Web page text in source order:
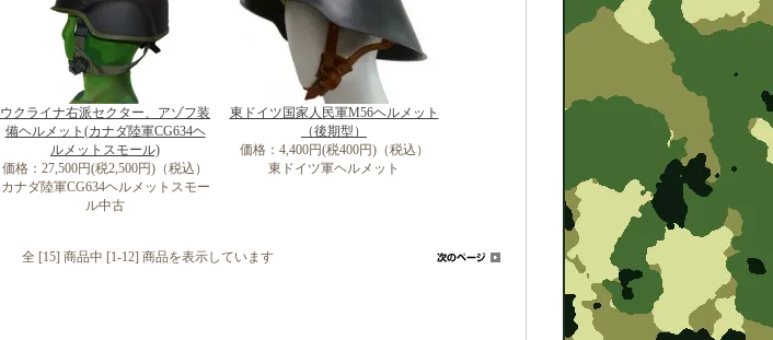
ウクライナ右派セクター、アゾフ装
備ヘルメット(カナダ陸軍CG634ヘ
ルメットスモール)
価格：27,500円(税2,500円)（税込）
カナダ陸軍CG634ヘルメットスモー
ル中古
東ドイツ国家人民軍M56ヘルメット
（後期型）
価格：4,400円(税400円)（税込）
東ドイツ軍ヘルメット
全 [15] 商品中 [1-12] 商品を表示しています